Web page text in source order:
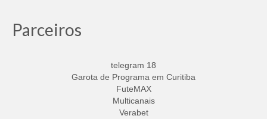
Parceiros
telegram 18
Garota de Programa em Curitiba
FuteMAX
Multicanais
Verabet